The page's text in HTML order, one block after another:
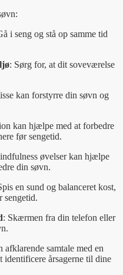
i seng og stå op samme tid
: Sørg for, at dit soveværelse
kan forstyrre din søvn og
kan hjælpe med at forbedre
før sengetid.
øvelser kan hjælpe
din søvn.
en sund og balanceret kost,
sengetid.
: Skærmen fra din telefon eller
afklarende samtale med en
årsagerne til dine